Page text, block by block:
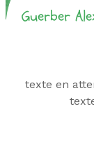
texte en